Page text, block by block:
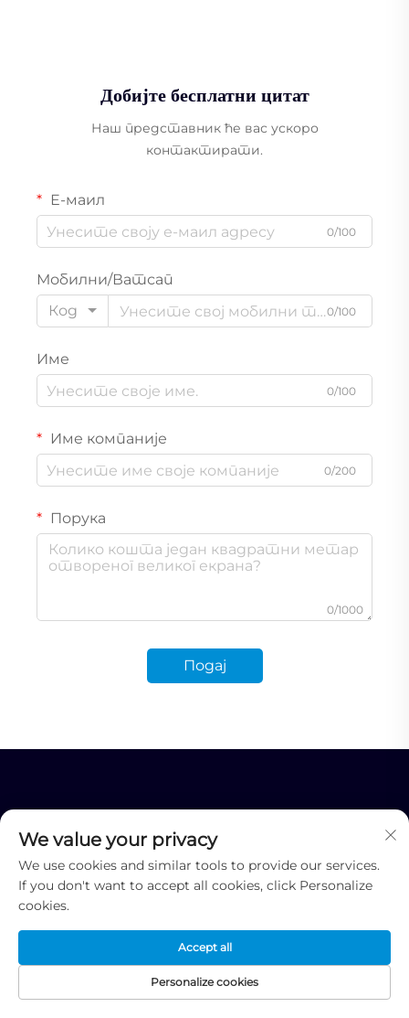
Добијте бесплатни цитат
Наш представник ће вас ускоро
контактирати.
Е-маил
0/100
Мобилни/Ватсап
Код
0/100
Име
0/100
Име компаније
0/200
Порука
0/1000
Подај
Професионални интегрисани провајдер
решења за ЛЕД дисплеје
We value your privacy
We use cookies and similar tools to provide our services.
If you don't want to accept all cookies, click Personalize
cookies.
Personalize cookies
Accept all